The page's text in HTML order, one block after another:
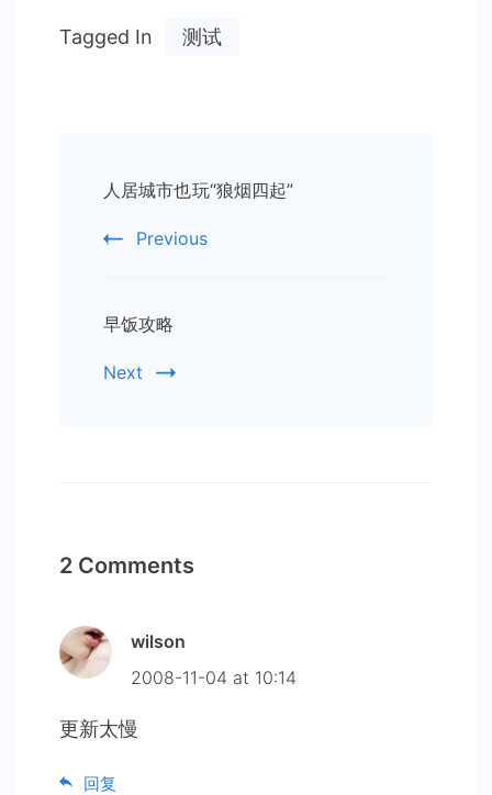
Tagged In 测试
Navigation
人居城市也玩“狼烟四起”
Previous
早饭攻略
Next
2 Comments
wilson
2008-11-04 at 10:14
更新太慢
回复